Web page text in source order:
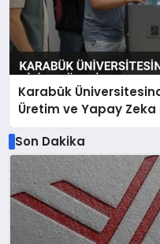
Karabük
Üretim ve Yapay
Son Dakika